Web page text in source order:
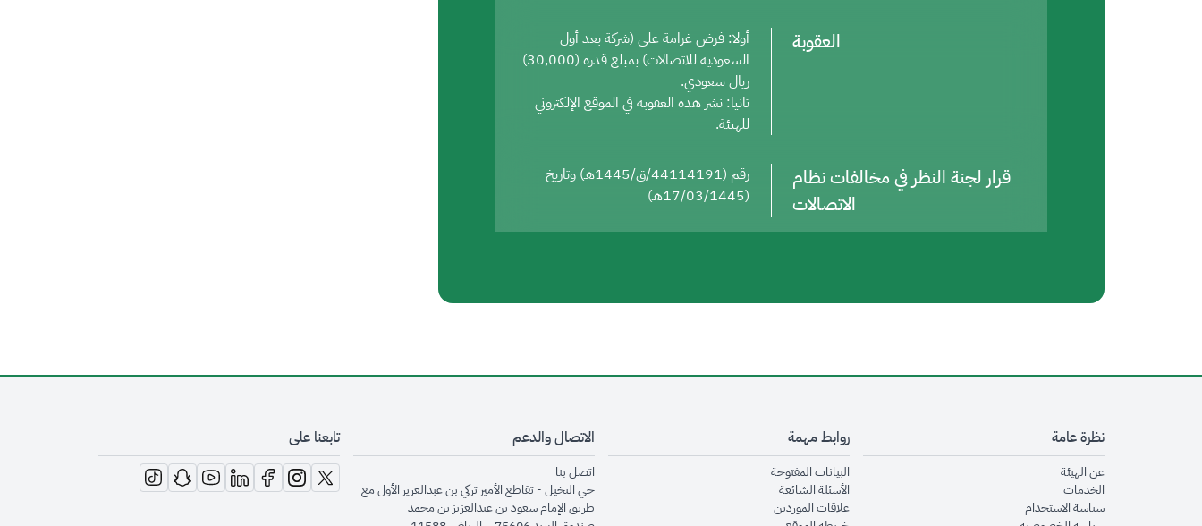
العقوبة
أولا: فرض غرامة على (شركة بعد أول
السعودية للاتصالات) بمبلغ قدره (30,000)
ريال سعودي.
ثانيا: نشر هذه العقوبة في الموقع الإلكتروني
للهيئة.
قرار لجنة النظر في مخالفات نظام
الاتصالات
رقم (44114191/ق/1445هـ) وتاريخ
(17/03/1445هـ)
نظرة عامة
عن الهيئةopens in new window
الخدماتopens in new window
سياسة الاستخدام
روابط مهمة
البيانات المفتوحةopens in new window
الأسئلة الشائعةopens in new window
علاقات الموردينopens in new window
الاتصال والدعم
اتصل بنا
حي النخيل - تقاطع الأمير تركي بن عبدالعزيز الأول مع
طريق الإمام سعود بن عبدالعزيز بن محمد
تابعنا على
opens in new window
opens in new window
opens in new window
opens in new window
opens in new window
opens in new window
opens in new window